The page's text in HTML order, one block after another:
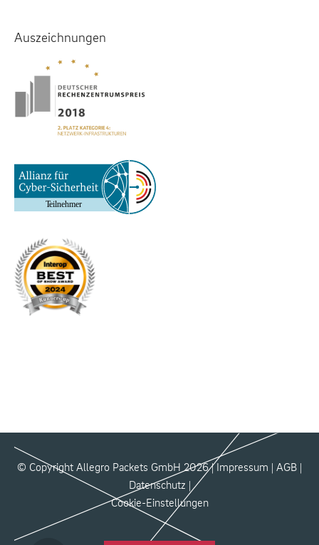
Auszeichnungen
© Copyright Allegro Packets GmbH 2026 |Impressum | AGB |
Datenschutz |
Cookie-Einstellungen